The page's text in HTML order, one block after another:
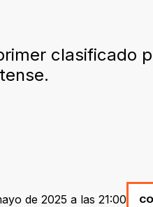
clasificado
de 2025 a las 21:00